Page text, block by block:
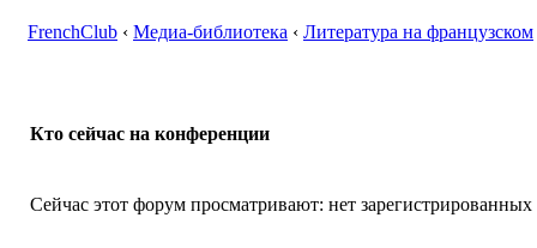
FrenchClub ‹ Медиа-библиотека ‹ Литература на французском
Кто сейчас на конференции
Сейчас этот форум просматривают: нет зарегистрированных